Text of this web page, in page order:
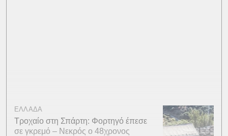
ΕΛΛΑΔΑ
Τροχαίο στη Σπάρτη: Φορτηγό έπεσε
σε γκρεμό – Νεκρός ο 48χρονος